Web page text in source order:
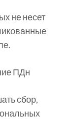
не несет
ПДн
сбор,